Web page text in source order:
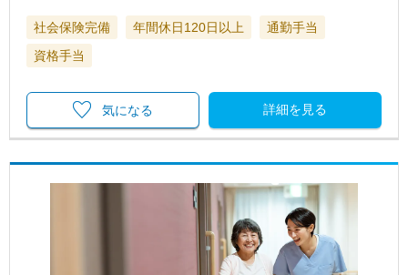
社会保険完備 年間休日120日以上
通勤手当
資格手当
詳細を見る
気になる